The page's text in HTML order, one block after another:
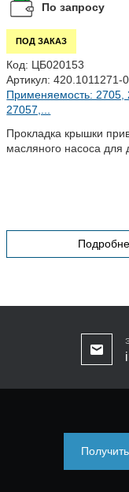
По запросу
ПОД ЗАКАЗ
Код: ЦБ020153
Артикул: 420.1011271-
Применяемость: 2705,
27057,...
Прокладка крышки
масляного насоса для